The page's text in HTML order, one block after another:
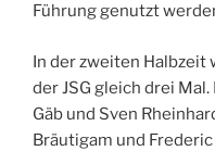
Führung genutzt
In der zweiten Halbzeit
der JSG gleich drei
Gäb und Sven
Bräutigam und